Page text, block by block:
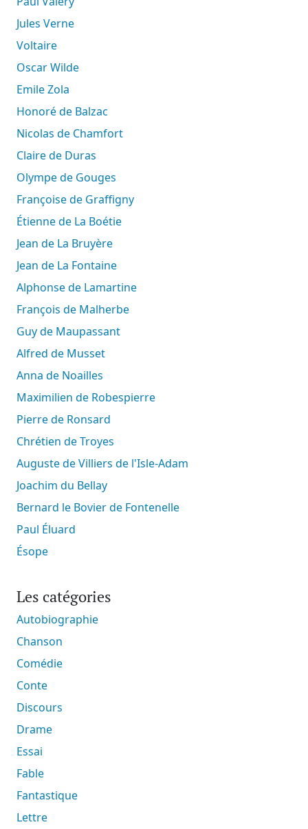
Jules Verne
Voltaire
Oscar Wilde
Emile Zola
Honoré de Balzac
Nicolas de Chamfort
Claire de Duras
Olympe de Gouges
Françoise de Graffigny
Étienne de La Boétie
Jean de La Bruyère
Jean de La Fontaine
Alphonse de Lamartine
François de Malherbe
Guy de Maupassant
Alfred de Musset
Anna de Noailles
Maximilien de Robespierre
Pierre de Ronsard
Chrétien de Troyes
Auguste de Villiers de l'Isle-Adam
Joachim du Bellay
Bernard le Bovier de Fontenelle
Paul Éluard
Ésope
Les catégories
Autobiographie
Chanson
Comédie
Conte
Discours
Drame
Essai
Fable
Fantastique
Lettre